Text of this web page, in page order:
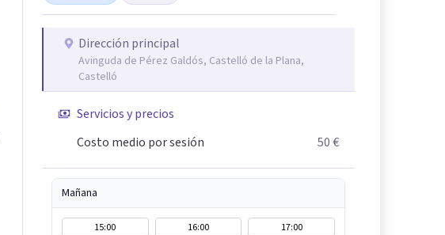
Dirección principal
Avinguda de Pérez Galdós, Castelló de la Plana,
Castelló
Servicios y precios
Costo medio por sesión
50 €
Mañana
15:00 16:00
17:00